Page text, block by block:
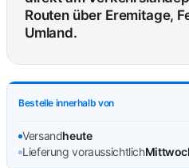
Routen über Eremitage,
Umland.
Bestelle innerhalb von
Versandheute
Lieferung voraussichtlich